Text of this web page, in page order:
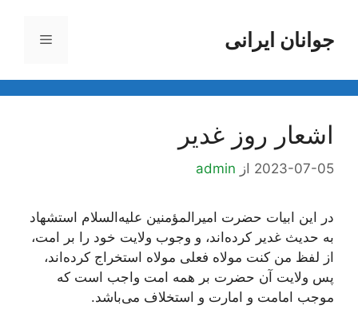
محتواجوانان ایرانی فهرست
اشعار روز غدیر
2023-07-05 از admin
در این ابیات حضرت امیرالمؤمنین علیه‌السلام استشهاد
به حدیث غدیر کرده‌اند، و وجوب ولایت خود را بر امت،
از لفظ من کنت مولاه فعلى مولاه استخراج کرده‌اند،
پس ولایت آن حضرت بر همه امت واجب است که
موجب امامت و امارت و استخلاف مى‌باشد.